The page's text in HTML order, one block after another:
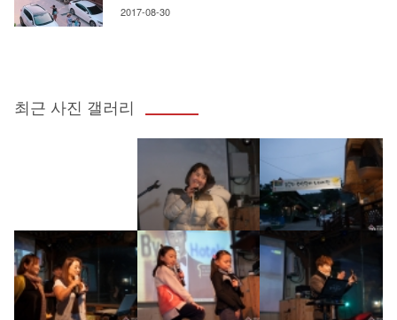
2017-08-30
최근 사진 갤러리